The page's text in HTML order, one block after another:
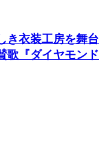
き衣装工房を舞台
歌『ダイヤモンド